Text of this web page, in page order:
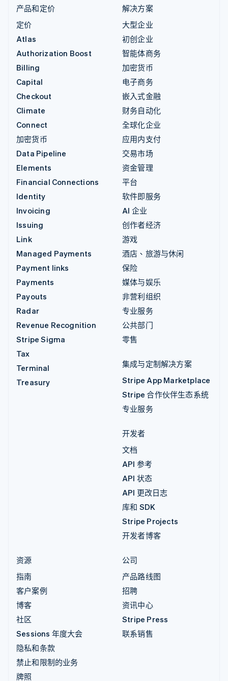
产品和定价
定价
Atlas
Authorization Boost
Billing
Capital
Checkout
Climate
Connect
加密货币
Data Pipeline
Elements
Financial Connections
Identity
Invoicing
Issuing
Link
Managed Payments
Payment links
Payments
Payouts
Radar
Revenue Recognition
Stripe Sigma
Tax
Terminal
Treasury
解决方案
大型企业
初创企业
智能体商务
加密货币
电子商务
嵌入式金融
财务自动化
全球化企业
应用内支付
交易市场
资金管理
平台
软件即服务
AI 企业
创作者经济
游戏
酒店、旅游与休闲
保险
媒体与娱乐
非营利组织
专业服务
公共部门
零售
集成与定制解决方案
Stripe App Marketplace
Stripe 合作伙伴生态系统
专业服务
开发者
文档
API 参考
API 状态
API 更改日志
库和 SDK
Stripe Projects
开发者博客
资源
指南
客户案例
博客
社区
Sessions 年度大会
隐私和条款
禁止和限制的业务
牌照
公司
产品路线图
招聘
资讯中心
Stripe Press
联系销售